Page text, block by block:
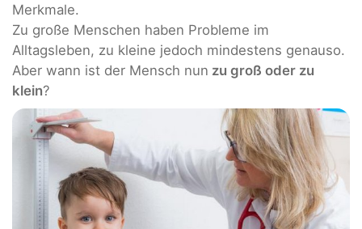
Merkmale.
Zu große Menschen haben Probleme im
Alltagsleben, zu kleine jedoch mindestens genauso.
Aber wann ist der Mensch nun zu groß oder zu
klein?